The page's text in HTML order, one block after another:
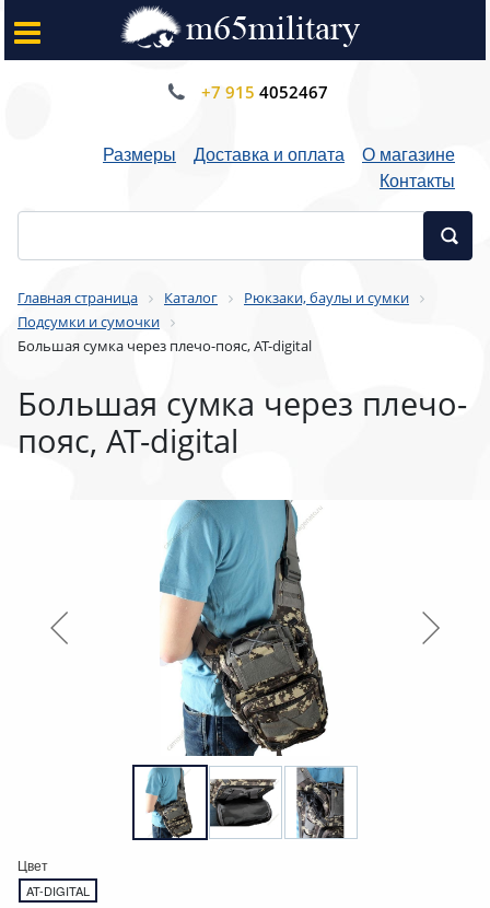
+7 915 4052467
Размеры Доставка и оплата
О магазине
Контакты
Главная страница Каталог
Рюкзаки, баулы и сумки
Подсумки и сумочки
Большая сумка через плечо-пояс, AT-digital
Большая сумка через плечо-
пояс, AT-digital
Цвет
AT-DIGITAL